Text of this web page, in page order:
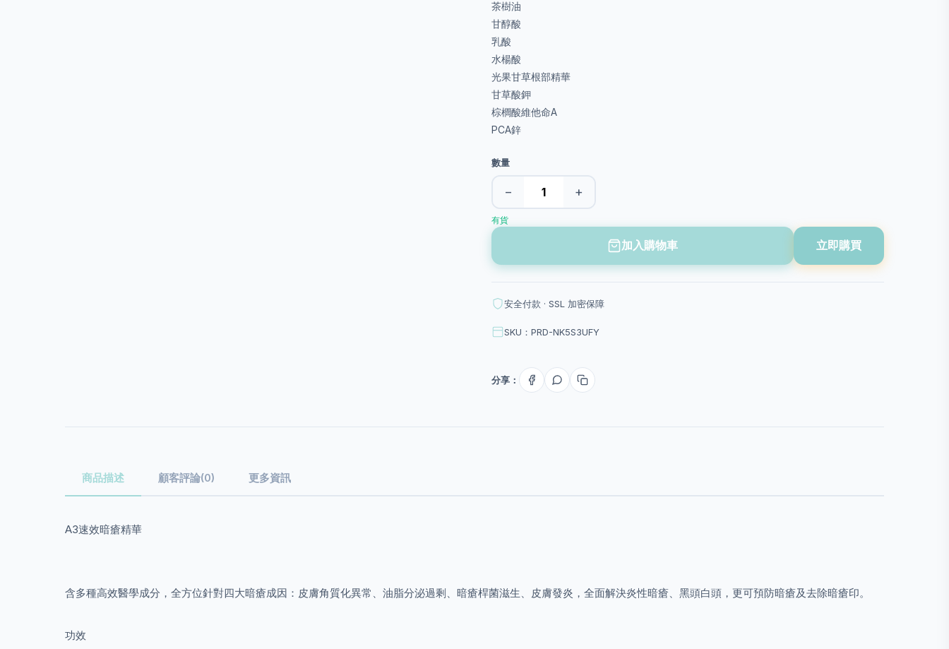
茶樹油
甘醇酸
乳酸
水楊酸
光果甘草根部精華
甘草酸鉀
棕櫚酸維他命A
PCA鋅
數量
− +
有貨
加入購物車 立即購買
安全付款 · SSL 加密保障
SKU：PRD-NK5S3UFY
分享：
商品描述 顧客評論(0) 更多資訊
A3速效暗瘡精華
含多種高效醫學成分，全方位針對四大暗瘡成因：皮膚角質化異常、油脂分泌過剩、暗瘡桿菌滋生、皮膚發炎，全面解決炎性暗瘡、黑頭白頭，更可預防暗瘡及去除暗瘡印。
功效